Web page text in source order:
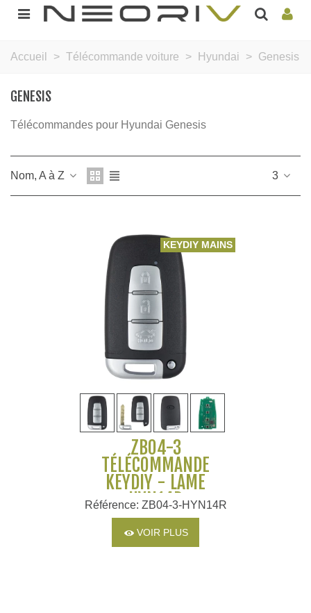
Accueil > Télécommande voiture > Hyundai > Genesis
GENESIS
Télécommandes pour Hyundai Genesis
Nom, A à Z 3
KEYDIY MAINS LIBRES
ZB04-3
TÉLÉCOMMANDE
KEYDIY - LAME
HYN14R
Référence: ZB04-3-HYN14R
VOIR PLUS